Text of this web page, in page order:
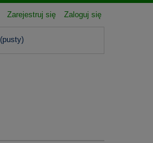
Zarejestruj się Zaloguj się
(pusty)